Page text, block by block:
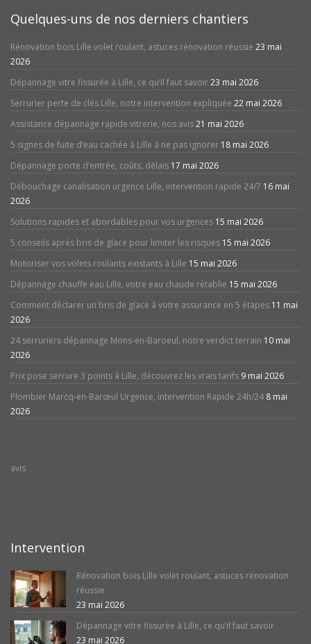
Quelques-uns de nos derniers chantiers
Rénovation bois Lille volet roulant, astuces rénovation réussie 23 mai
2026
Dépannage vitre fissurée à Lille, ce qu’il faut savoir23 mai 2026
Serrurier perte de clés Lille, notre intervention expliquée 22 mai 2026
Assistance dépannage rapide vitrerie, nos avis21 mai 2026
5 signes de fuite d’eau cachée à Lille à ne pas ignorer 18 mai 2026
Dépannage porte d’entrée, coûts, délais 17 mai 2026
Débouchage canalisation urgence Lille, intervention rapide 24/7 16 mai
2026
Solutions rapides et abordables pour vos urgences 15 mai 2026
5 conseils après bris de glace pour limiter les risques 15 mai 2026
Motoriser vos volets roulants existants à Lille 15 mai 2026
Dépannage chauffe eau Lille, votre eau chaude rétablie 15 mai 2026
Comment déclarer un bris de glace à votre assurance en 5 étapes 11 mai
2026
24 serruriers dépannage Mons-en-Baroeul, notre verdict terrain 10 mai
2026
Prix pose serrure 3 points à Lille, découvrez les vrais tarifs 9 mai 2026
Plombier Marcq-en-Barœul Urgence, intervention Rapide 24h/24 8 mai
2026
avis
Intervention
Rénovation bois Lille volet roulant, astuces rénovation
réussie
23 mai 2026
Dépannage vitre fissurée à Lille, ce qu’il faut savoir
23 mai 2026